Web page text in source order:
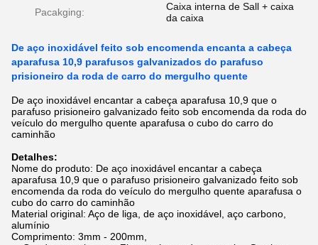
Pacakging:
Caixa interna de Sall + caixa
da caixa
De aço inoxidável feito sob encomenda encanta a cabeça
aparafusa 10,9 parafusos galvanizados do parafuso
prisioneiro da roda de carro do mergulho quente
De aço inoxidável encantar a cabeça aparafusa 10,9 que o
parafuso prisioneiro galvanizado feito sob encomenda da roda do
veículo do mergulho quente aparafusa o cubo do carro do
caminhão
Detalhes:
Nome do produto: De aço inoxidável encantar a cabeça
aparafusa 10,9 que o parafuso prisioneiro galvanizado feito sob
encomenda da roda do veículo do mergulho quente aparafusa o
cubo do carro do caminhão
Material original: Aço de liga, de aço inoxidável, aço carbono,
alumínio
Comprimento: 3mm - 200mm,